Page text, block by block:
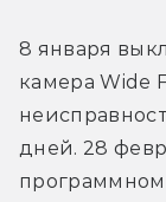
8 января
камера Wide
дней. 28